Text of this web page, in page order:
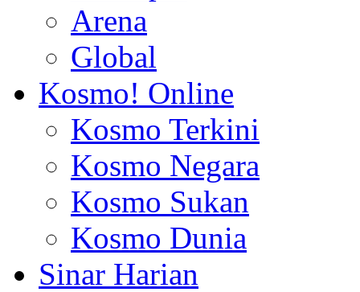
Arena
Global
Kosmo! Online
Kosmo Terkini
Kosmo Negara
Kosmo Sukan
Kosmo Dunia
Sinar Harian